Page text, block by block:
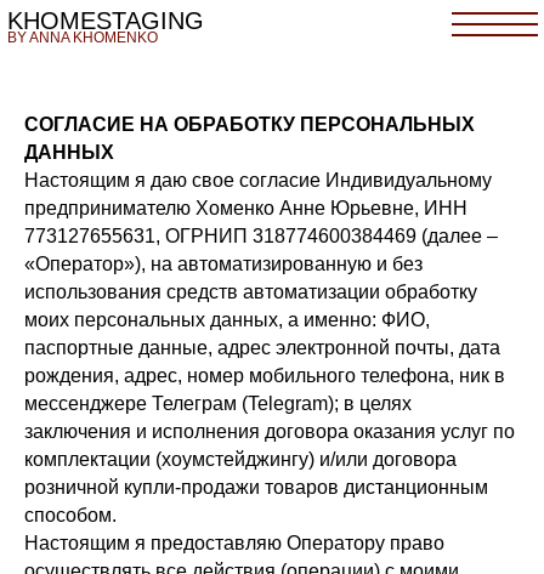
KHOMESTAGING
BY ANNA KHOMENKO
СОГЛАСИЕ НА ОБРАБОТКУ ПЕРСОНАЛЬНЫХ
ДАННЫХ
Настоящим я даю свое согласие Индивидуальному
предпринимателю Хоменко Анне Юрьевне, ИНН
773127655631, ОГРНИП 318774600384469 (далее –
«Оператор»), на автоматизированную и без
использования средств автоматизации обработку
моих персональных данных, а именно: ФИО,
паспортные данные, адрес электронной почты, дата
рождения, адрес, номер мобильного телефона, ник в
мессенджере Телеграм (Telegram); в целях
заключения и исполнения договора оказания услуг по
комплектации (хоумстейджингу) и/или договора
розничной купли-продажи товаров дистанционным
способом.
Настоящим я предоставляю Оператору право